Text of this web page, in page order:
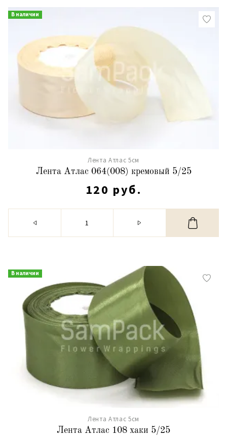
В наличии
Лента Атлас 5см
Лента Атлас 064(008) кремовый 5/25
120 руб.
В наличии
Лента Атлас 5см
Лента Атлас 108 хаки 5/25